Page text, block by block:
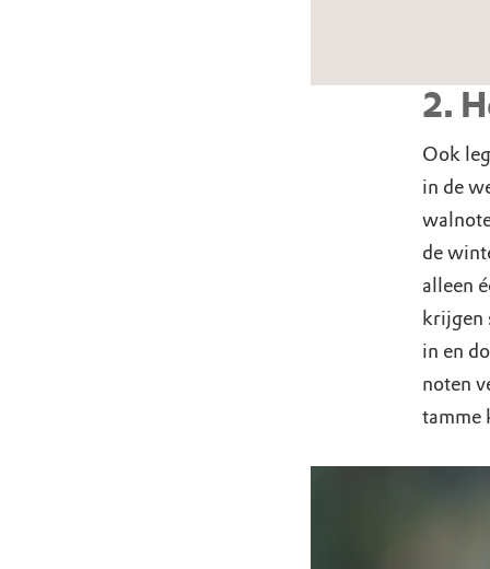
2.
Ook
in de
de
alleen
krijgen
in en
noten
tamme